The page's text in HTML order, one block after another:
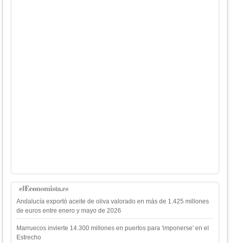
Andalucía exportó aceite de oliva valorado en más de 1.425 millones
de euros entre enero y mayo de 2026
Marruecos invierte 14.300 millones en puertos para 'imponerse' en el
Estrecho